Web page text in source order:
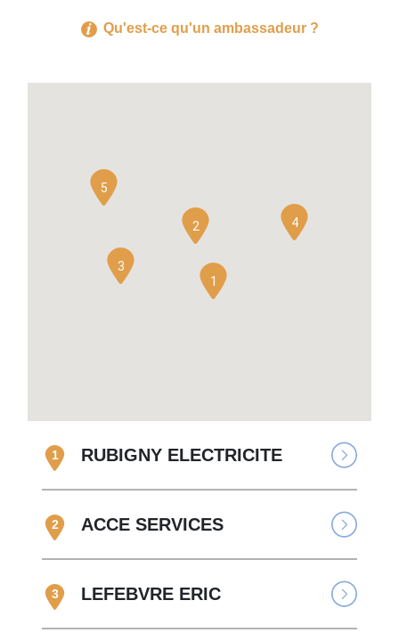
Qu'est-ce qu'un ambassadeur ?
1
2
3
4
5
1 RUBIGNY ELECTRICITE
2 ACCE SERVICES
3 LEFEBVRE ERIC